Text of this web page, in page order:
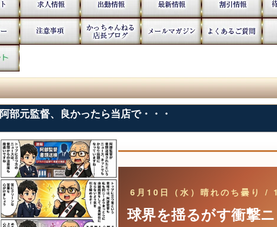
阿部元監督、良かったら当店で・・・
6月10日（水）晴れのち曇り
球界を揺るがす衝撃